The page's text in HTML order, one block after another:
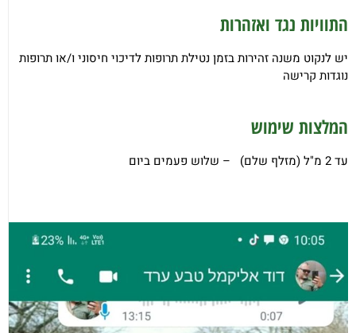
התוויות נגד ואזהרות
יש לנקוט משנה זהירות בזמן נטילת תרופות לדיכוי חיסוני ו/או תרופות
נוגדות קרישה
המלצות שימוש
עד 2 מ"ל (מזלף שלם) – שלוש פעמים ביום